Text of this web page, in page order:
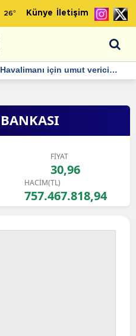
26° Künye İletişim
için umut verici
FİYAT
30,96
HACİM(TL)
757.467.818,94